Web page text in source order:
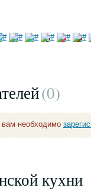
(0)
вам необходимо
кухни